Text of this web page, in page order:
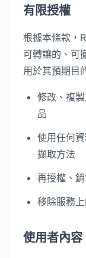
有限授權
根據本條款，
可轉讓的、可
用於其預期目
修改、複
品
使用任何
擷取方法
再授權、
移除服務
使用者內容